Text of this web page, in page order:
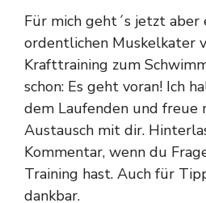
Für mich geht´s jetzt
ordentlichen Muskelkater
Krafttraining zum
schon: Es geht voran! Ich
dem Laufenden und freue
Austausch mit dir.
Kommentar, wenn du
Training hast. Auch für
dankbar.